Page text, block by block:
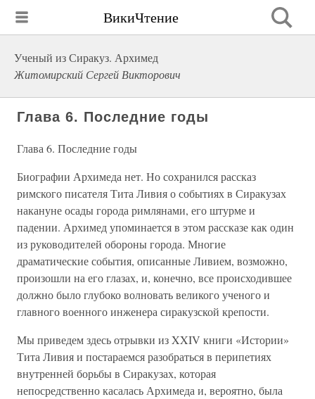
ВикиЧтение
Ученый из Сиракуз. Архимед
Житомирский Сергей Викторович
Глава 6. Последние годы
Глава 6. Последние годы
Биографии Архимеда нет. Но сохранился рассказ
римского писателя Тита Ливия о событиях в Сиракузах
накануне осады города римлянами, его штурме и
падении. Архимед упоминается в этом рассказе как один
из руководителей обороны города. Многие
драматические события, описанные Ливием, возможно,
произошли на его глазах, и, конечно, все происходившее
должно было глубоко волновать великого ученого и
главного военного инженера сиракузской крепости.
Мы приведем здесь отрывки из XXIV книги «Истории»
Тита Ливия и постараемся разобраться в перипетиях
внутренней борьбы в Сиракузах, которая
непосредственно касалась Архимеда и, вероятно, была